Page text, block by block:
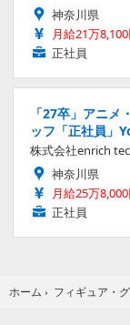
神奈川県
月給21万
正社員
「27卒」アニ
ッフ「正社員」
株式会社enrich
神奈川県
月給25万
正社員
ホーム › フィギュア・